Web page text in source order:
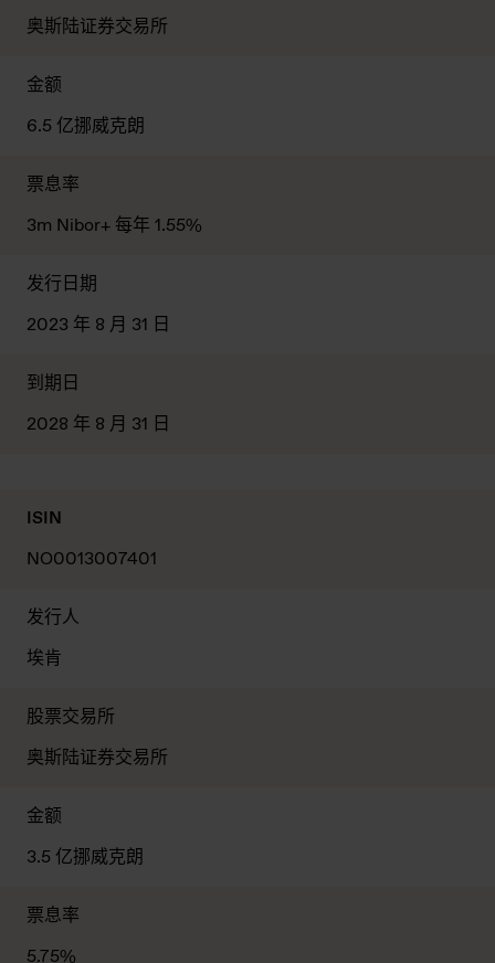
奥斯陆证券交易所
金额
6.5 亿挪威克朗
票息率
3m Nibor+ 每年 1.55%
发行日期
2023 年 8 月 31 日
到期日
2028 年 8 月 31 日
ISIN
NO0013007401
发行人
埃肯
股票交易所
奥斯陆证券交易所
金额
3.5 亿挪威克朗
票息率
5.75%